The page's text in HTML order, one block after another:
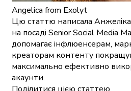
Angelica from Exolyt
Цю статтю написала
на посаді Senior Social Media
допомагає інфлюенсерам,
креаторам контенту
максимально ефективно
акаунти.